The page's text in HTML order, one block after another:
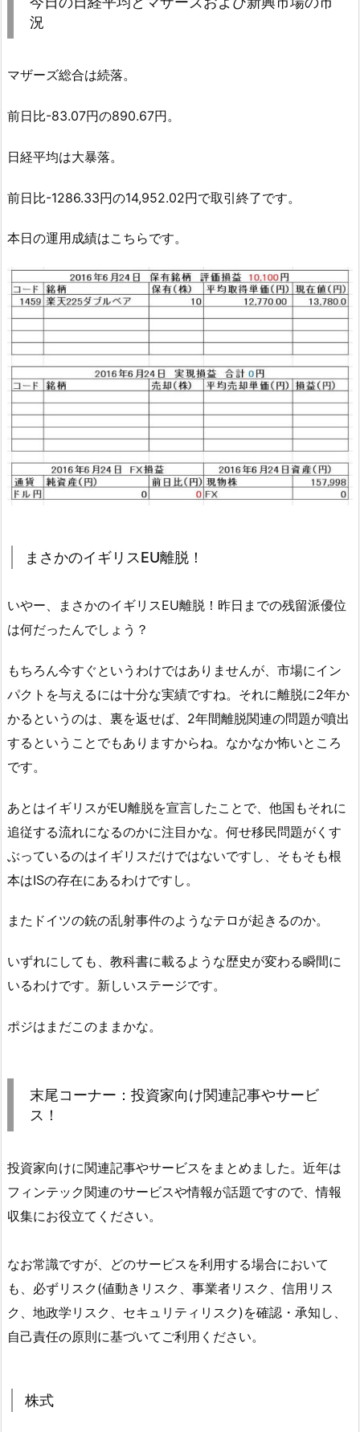
況
マザーズ総合は続落。
前日比-83.07円の890.67円。
日経平均は大暴落。
前日比-1286.33円の14,952.02円で取引終了です。
本日の運用成績はこちらです。
まさかのイギリスEU離脱！
いやー、まさかのイギリスEU離脱！昨日までの残留派優位
は何だったんでしょう？
もちろん今すぐというわけではありませんが、市場にイン
パクトを与えるには十分な実績ですね。それに離脱に2年か
かるというのは、裏を返せば、2年間離脱関連の問題が噴出
するということでもありますからね。なかなか怖いところ
です。
あとはイギリスがEU離脱を宣言したことで、他国もそれに
追従する流れになるのかに注目かな。何せ移民問題がくす
ぶっているのはイギリスだけではないですし、そもそも根
本はISの存在にあるわけですし。
またドイツの銃の乱射事件のようなテロが起きるのか。
いずれにしても、教科書に載るような歴史が変わる瞬間に
いるわけです。新しいステージです。
ポジはまだこのままかな。
末尾コーナー：投資家向け関連記事やサービ
ス！
投資家向けに関連記事やサービスをまとめました。近年は
フィンテック関連のサービスや情報が話題ですので、情報
収集にお役立てください。
なお常識ですが、どのサービスを利用する場合において
も、必ずリスク(値動きリスク、事業者リスク、信用リス
ク、地政学リスク、セキュリティリスク)を確認・承知し、
自己責任の原則に基づいてご利用ください。
株式